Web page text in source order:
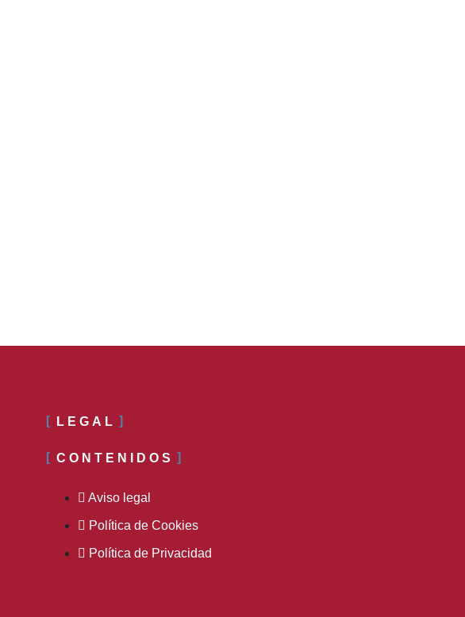
LEGAL
CONTENIDOS
Aviso legal
Política de Cookies
Política de Privacidad